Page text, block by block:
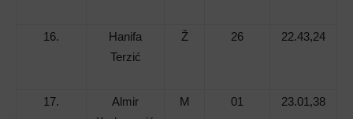
16.
Hanifa
Terzić
Ž 26 22.43,24
17.
Almir
M 01 23.01,38